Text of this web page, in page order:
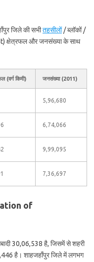
जिले की सभीतहसीलों/ ब्लॉकों /
क्षेत्रफल और जनसंख्या के साथ
(वर्ग किमी) जनसंख्या (2011)
5,96,680
6,74,066
9,99,095
7,36,697
of
30,06,538 है, जिसमें से शहरी
है। शाहजहाँपुर जिले में लगभग